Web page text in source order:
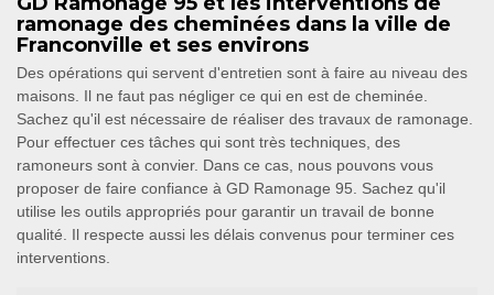
ramonage des cheminées dans la ville de
Franconville et ses environs
Des opérations qui servent d'entretien sont à faire au niveau des
maisons. Il ne faut pas négliger ce qui en est de cheminée.
Sachez qu'il est nécessaire de réaliser des travaux de ramonage.
Pour effectuer ces tâches qui sont très techniques, des
ramoneurs sont à convier. Dans ce cas, nous pouvons vous
proposer de faire confiance à GD Ramonage 95. Sachez qu'il
utilise les outils appropriés pour garantir un travail de bonne
qualité. Il respecte aussi les délais convenus pour terminer ces
interventions.